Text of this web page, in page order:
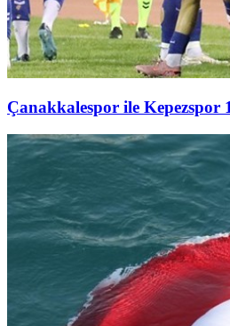
Çanakkalespor ile Kepezspor